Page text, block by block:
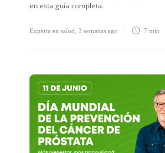
en esta guía completa.
Experta en salud 3 semanas ago 7 min